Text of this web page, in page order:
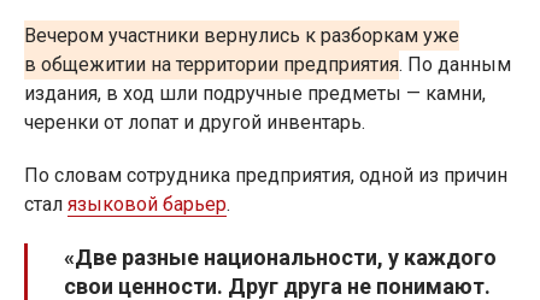
Вечером участники вернулись к разборкам уже
в общежитии на территории предприятия. По данным
издания, в ход шли подручные предметы — камни,
черенки от лопат и другой инвентарь.
По словам сотрудника предприятия, одной из причин
стал языковой барьер.
«Две разные национальности, у каждого
свои ценности. Друг друга не понимают.